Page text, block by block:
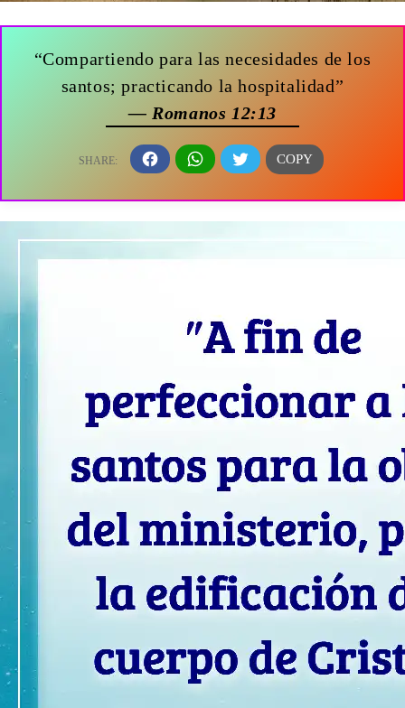
“Compartiendo para las necesidades de los
santos; practicando la hospitalidad”
— Romanos 12:13